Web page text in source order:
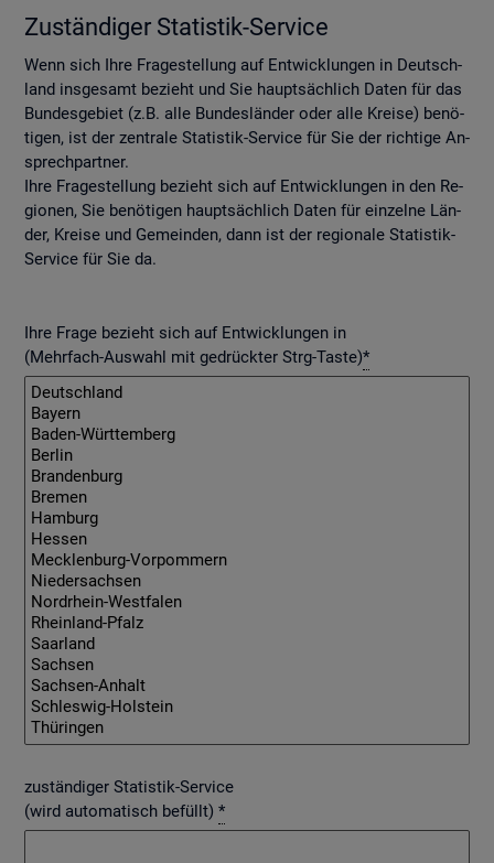
Zu­stän­di­ger Sta­tis­tik-Ser­vice
Wenn sich Ihre Fra­ge­stel­lung auf Ent­wick­lun­gen in Deutsch­
land ins­ge­samt be­zieht und Sie haupt­säch­lich Daten für das
Bun­des­ge­biet (z.B. alle Bun­des­län­der oder alle Krei­se) be­nö­
ti­gen, ist der zen­tra­le Sta­tis­tik-Ser­vice für Sie der rich­ti­ge An­
sprech­part­ner.
Ihre Fra­ge­stel­lung be­zieht sich auf Ent­wick­lun­gen in den Re­
gio­nen, Sie be­nö­ti­gen haupt­säch­lich Daten für ein­zel­ne Län­
der, Krei­se und Ge­mein­den, dann ist der re­gio­na­le Sta­tis­tik-
Ser­vice für Sie da.
Ihre Frage bezieht sich auf Entwicklungen in
(Mehrfach-Auswahl mit gedrückter Strg-Taste)*
zuständiger Statistik-Service
(wird automatisch befüllt) *